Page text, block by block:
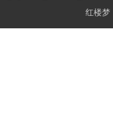
红楼梦